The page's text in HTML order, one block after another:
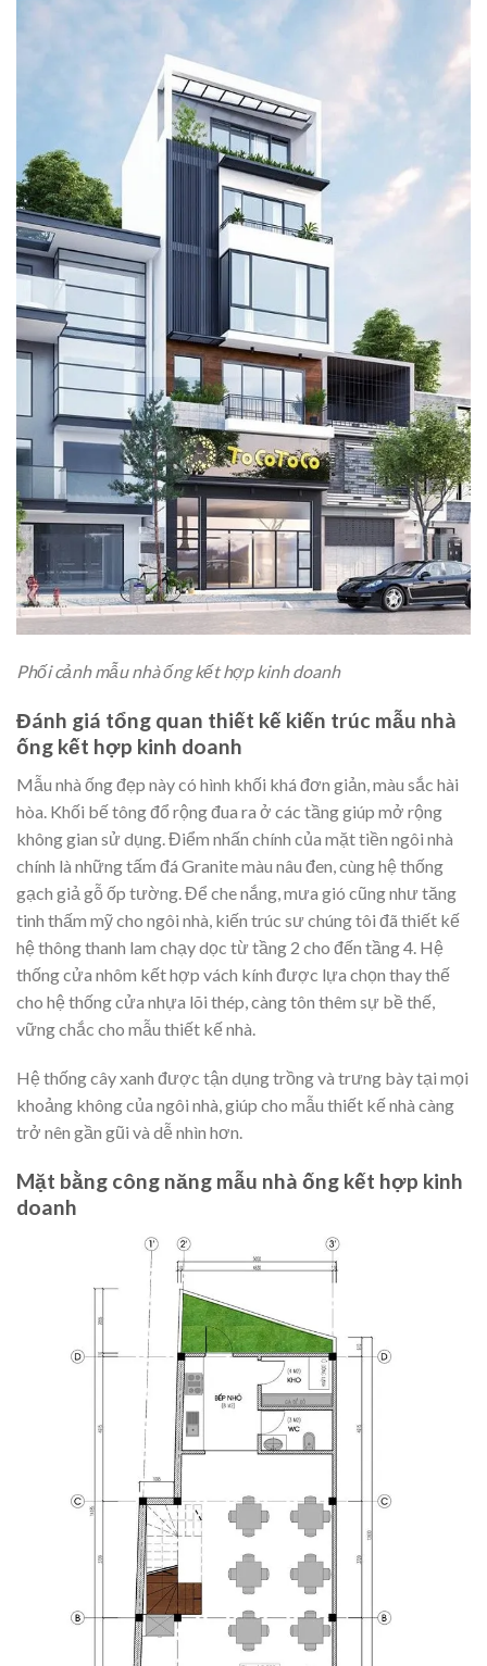
Phối cảnh mẫu nhà ống kết hợp kinh doanh
Đánh giá tổng quan thiết kế kiến trúc mẫu nhà
ống kết hợp kinh doanh
Mẫu nhà ống đẹp này có hình khối khá đơn giản, màu sắc hài
hòa. Khối bế tông đổ rộng đua ra ở các tầng giúp mở rộng
không gian sử dụng. Điểm nhấn chính của mặt tiền ngôi nhà
chính là những tấm đá Granite màu nâu đen, cùng hệ thống
gạch giả gỗ ốp tường. Để che nắng, mưa gió cũng như tăng
tinh thấm mỹ cho ngôi nhà, kiến trúc sư chúng tôi đã thiết kế
hệ thông thanh lam chạy dọc từ tầng 2 cho đến tầng 4. Hệ
thống cửa nhôm kết hợp vách kính được lựa chọn thay thế
cho hệ thống cửa nhựa lõi thép, càng tôn thêm sự bề thế,
vững chắc cho mẫu thiết kế nhà.
Hệ thống cây xanh được tận dụng trồng và trưng bày tại mọi
khoảng không của ngôi nhà, giúp cho mẫu thiết kế nhà càng
trở nên gần gũi và dễ nhìn hơn.
Mặt bằng công năng mẫu nhà ống kết hợp kinh
doanh